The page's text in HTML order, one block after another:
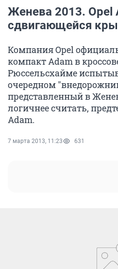
Женева 2013. Opel
сдвигающейся
Компания Opel
компакт Adam в
Рюссельсхайме
очередном
представленный в
логичнее считать,
Adam.
7 марта 2013, 11:23 631